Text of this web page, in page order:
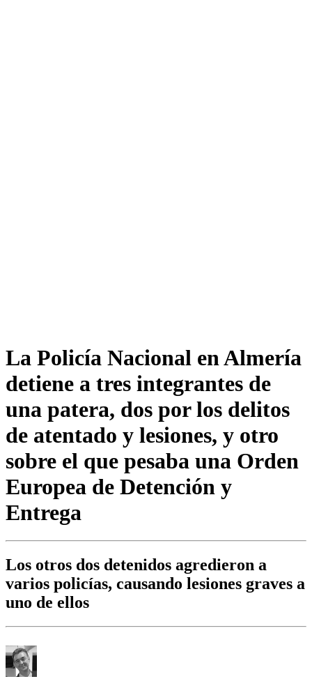
La Policía Nacional en Almería
detiene a tres integrantes de
una patera, dos por los delitos
de atentado y lesiones, y otro
sobre el que pesaba una Orden
Europea de Detención y
Entrega
Los otros dos detenidos agredieron a
varios policías, causando lesiones graves a
uno de ellos